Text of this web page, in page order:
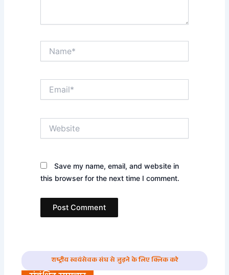
Save my name, email, and website in
this browser for the next time I comment.
राष्ट्रीय स्वयंसेवक संघ से जुड़ने के लिए क्लिक करे